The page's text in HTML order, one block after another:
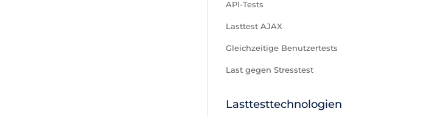
API-Tests
Lasttest AJAX
Gleichzeitige Benutzertests
Last gegen Stresstest
Lasttesttechnologien